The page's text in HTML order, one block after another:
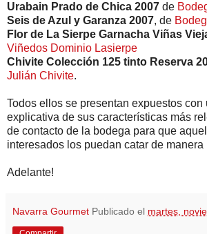
Urabain Prado de Chica 2007 de
Seis de Azul y Garanza 2007, de
Flor de La Sierpe Garnacha Viñas
Viñedos Dominio Lasierpe
Chivite Colección 125 tinto Reserva
Julián Chivite.
Todos ellos se presentan expuestos con
explicativa de sus características más
de contacto de la bodega para que
interesados los puedan catar de manera
Adelante!
Navarra Gourmet Publicado el martes,